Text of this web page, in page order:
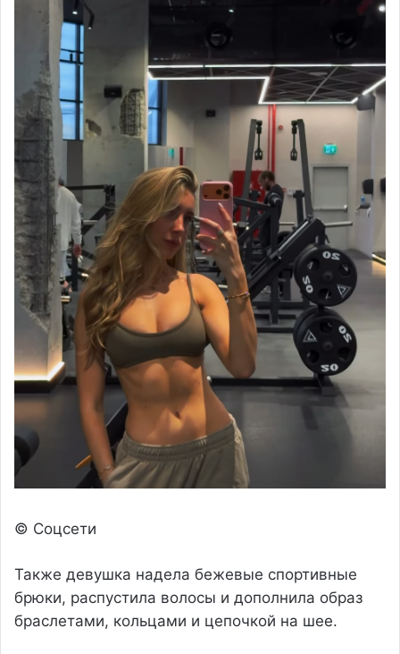
© Соцсети
Также девушка надела бежевые спортивные
брюки, распустила волосы и дополнила образ
браслетами, кольцами и цепочкой на шее.